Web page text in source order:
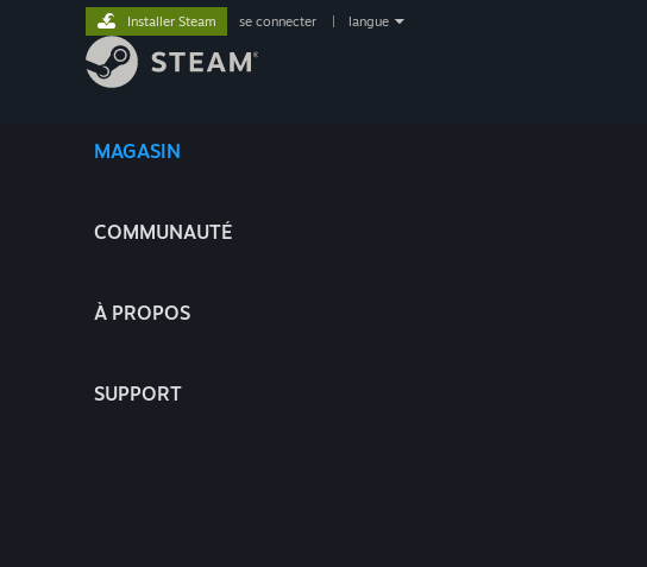
MAGASIN
COMMUNAUTÉ
À PROPOS
SUPPORT
Installer Steam se connecter langue